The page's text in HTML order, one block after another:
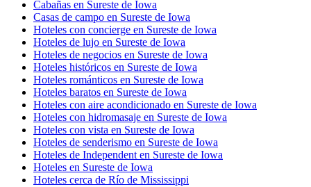
Cabañas en Sureste de Iowa
Casas de campo en Sureste de Iowa
Hoteles con concierge en Sureste de Iowa
Hoteles de lujo en Sureste de Iowa
Hoteles de negocios en Sureste de Iowa
Hoteles históricos en Sureste de Iowa
Hoteles románticos en Sureste de Iowa
Hoteles baratos en Sureste de Iowa
Hoteles con aire acondicionado en Sureste de Iowa
Hoteles con hidromasaje en Sureste de Iowa
Hoteles con vista en Sureste de Iowa
Hoteles de senderismo en Sureste de Iowa
Hoteles de Independent en Sureste de Iowa
Hoteles en Sureste de Iowa
Hoteles cerca de Río de Mississippi